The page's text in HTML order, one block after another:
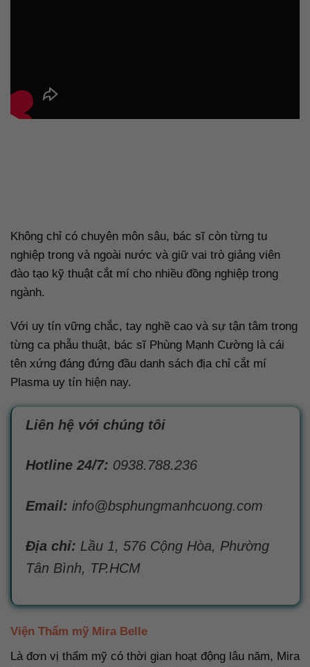
Không chỉ có chuyên môn sâu, bác sĩ còn từng tu
nghiệp trong và ngoài nước và giữ vai trò giảng viên
đào tạo kỹ thuật cắt mí cho nhiều đồng nghiệp trong
ngành.
Với uy tín vững chắc, tay nghề cao và sự tận tâm trong
từng ca phẫu thuật, bác sĩ Phùng Mạnh Cường là cái
tên xứng đáng đứng đầu danh sách địa chỉ cắt mí
Plasma uy tín hiện nay.
Liên hệ với chúng tôi
Hotline 24/7: 0938.788.236
Email: info@bsphungmanhcuong.com
Địa chỉ: Lầu 1, 576 Cộng Hòa, Phường
Tân Bình, TP.HCM
Viện Thẩm mỹ Mira Belle
Là đơn vị thẩm mỹ có thời gian hoạt động lâu năm, Mira